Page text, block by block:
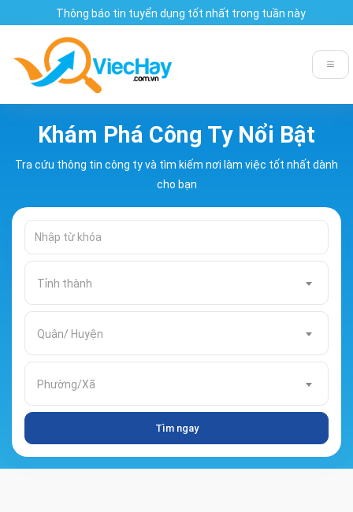
Thông báo tin tuyển dụng tốt nhất trong tuần này
Khám Phá Công Ty Nổi Bật
Tra cứu thông tin công ty và tìm kiếm nơi làm việc tốt nhất dành
cho bạn
Tỉnh thành
Quận/ Huyện
Phường/Xã
Tìm ngay